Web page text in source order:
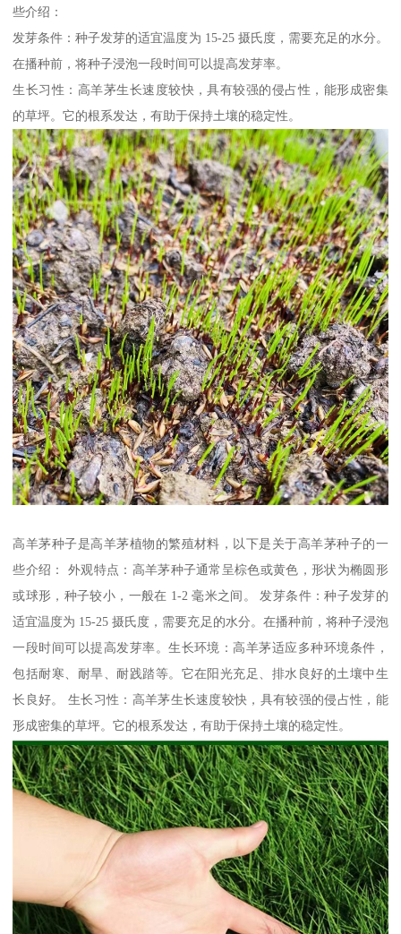
些介绍：
发芽条件：种子发芽的适宜温度为 15-25 摄氏度，需要充足的水分。
在播种前，将种子浸泡一段时间可以提高发芽率。
生长习性：高羊茅生长速度较快，具有较强的侵占性，能形成密集
的草坪。它的根系发达，有助于保持土壤的稳定性。
高羊茅种子是高羊茅植物的繁殖材料，以下是关于高羊茅种子的一
些介绍： 外观特点：高羊茅种子通常呈棕色或黄色，形状为椭圆形
或球形，种子较小，一般在 1-2 毫米之间。 发芽条件：种子发芽的
适宜温度为 15-25 摄氏度，需要充足的水分。在播种前，将种子浸泡
一段时间可以提高发芽率。生长环境：高羊茅适应多种环境条件，
包括耐寒、耐旱、耐践踏等。它在阳光充足、排水良好的土壤中生
长良好。 生长习性：高羊茅生长速度较快，具有较强的侵占性，能
形成密集的草坪。它的根系发达，有助于保持土壤的稳定性。